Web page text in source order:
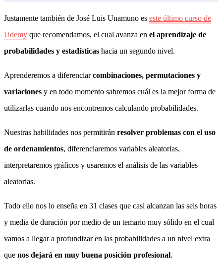
Justamente también de José Luis Unamuno es este último curso de
Udemy que recomendamos, el cual avanza en el aprendizaje de
probabilidades y estadísticas hacia un segundo nivel.
Aprenderemos a diferenciarcombinaciones, permutaciones y
variaciones y en todo momento sabremos cuál es la mejor forma de
utilizarlas cuando nos encontremos calculando probabilidades.
Nuestras habilidades nos permitirán resolver problemas con el uso
de ordenamientos, diferenciaremos variables aleatorias,
interpretaremos gráficos y usaremos el análisis de las variables
aleatorias.
Todo ello nos lo enseña en 31 clases que casi alcanzan las seis horas
y media de duración por medio de un temario muy sólido en el cual
vamos a llegar a profundizar en las probabilidades a un nivel extra
que nos dejará en muy buena posición profesional.